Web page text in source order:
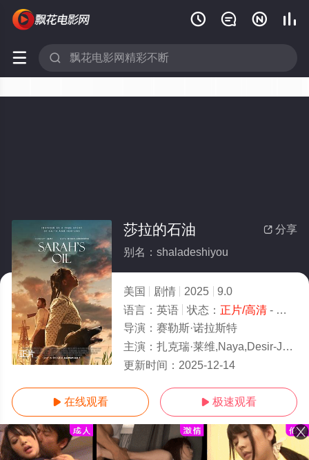
   
 
正片
 分享
莎拉的石油
别名：shaladeshiyou
美国 剧情 2025
9.0
语言： 英语 状态： 正片/高清- 免费在线观看
导演： 赛勒斯·诺拉斯特
主演： 扎克瑞·莱维,Naya,Desir-Johnson,索尼夸·马丁-格林,加瑞特·迪拉胡特,梅尔·罗德里格斯,布里吉特·瑞
更新时间： 2025-12-14
 在线观看  极速观看